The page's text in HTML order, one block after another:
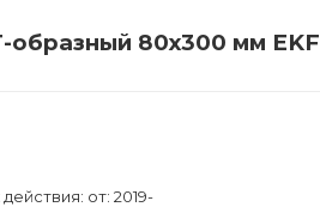
80х300 мм EKF
от: 2019-